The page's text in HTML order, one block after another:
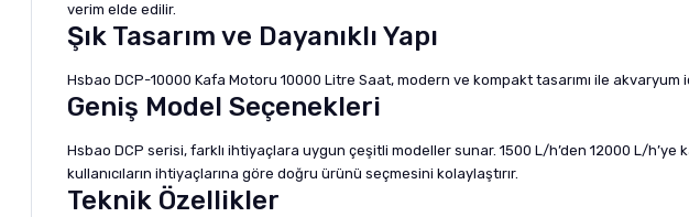
verim elde edilir.
Şık Tasarım ve Dayanıklı Yapı
Hsbao DCP-10000 Kafa Motoru 10000 Litre Saat, modern ve kompakt tasarımı ile
Geniş Model Seçenekleri
Hsbao DCP serisi, farklı ihtiyaçlara uygun çeşitli modeller sunar. 1500 L/h’den 12000 L/
kullanıcıların ihtiyaçlarına göre doğru ürünü seçmesini kolaylaştırır.
Teknik Özellikler